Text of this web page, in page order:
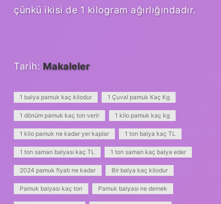
çünkü ikisi de 1 kilogram ağırlığındadır.
Tarih: Makaleler
1 balya pamuk kaç kilodur 1 Çuval pamuk Kaç Kg
1 dönüm pamuk kaç ton verir 1 kilo pamuk kaç kg
1 kilo pamuk ne kadar yer kaplar 1 ton balya kaç TL
1 ton saman balyası kaç TL 1 ton saman kaç balya eder
2024 pamuk fiyatı ne kadar Bir balya kaç kilodur
Pamuk balyası kaç ton Pamuk balyası ne demek